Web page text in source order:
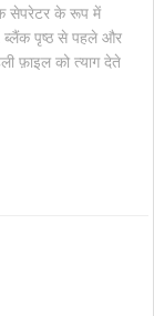
सेपरेटर के रूप में
ब्लैंक पृष्ठ से पहले और
फ़ाइल को त्याग देते